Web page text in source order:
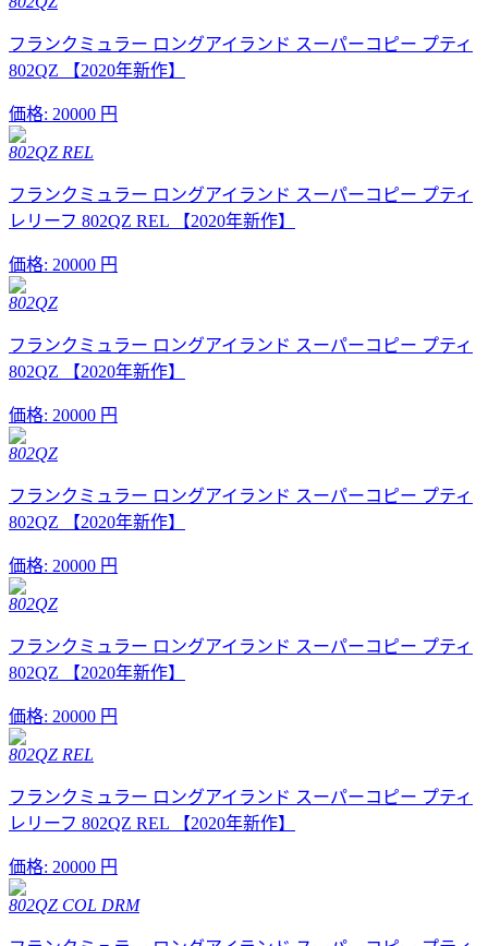
フランクミュラー ロングアイランド スーパーコピー プティ
802QZ 【2020年新作】
価格: 20000 円
802QZ REL
フランクミュラー ロングアイランド スーパーコピー プティ
レリーフ 802QZ REL 【2020年新作】
価格: 20000 円
802QZ
フランクミュラー ロングアイランド スーパーコピー プティ
802QZ 【2020年新作】
価格: 20000 円
802QZ
フランクミュラー ロングアイランド スーパーコピー プティ
802QZ 【2020年新作】
価格: 20000 円
802QZ
フランクミュラー ロングアイランド スーパーコピー プティ
802QZ 【2020年新作】
価格: 20000 円
802QZ REL
フランクミュラー ロングアイランド スーパーコピー プティ
レリーフ 802QZ REL 【2020年新作】
価格: 20000 円
802QZ COL DRM